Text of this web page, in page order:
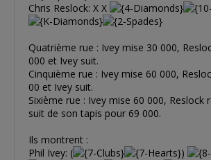
Chris Reslock: X X
Quatrième rue : Ivey mise 30 000,
000 et Ivey suit.
Cinquième rue : Ivey mise 60 000,
00 et Ivey suit.
Sixième rue : Ivey mise 60 000, Reslock
suit de son tapis pour 69 000.
Ils montrent :
Phil Ivey: (
)